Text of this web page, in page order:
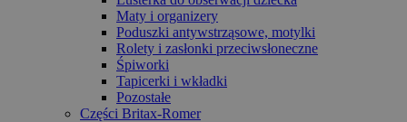
Maty i organizery
Poduszki antywstrząsowe, motylki
Rolety i zasłonki przeciwsłoneczne
Śpiworki
Tapicerki i wkładki
Pozostałe
Części Britax-Romer